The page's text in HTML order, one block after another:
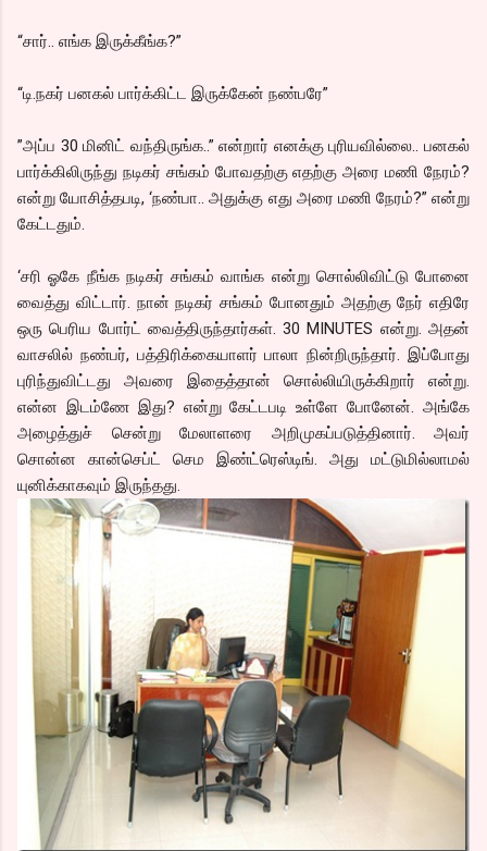
“சார்.. எங்க இருக்கீங்க?”
“டி.நகர் பனகல் பார்க்கிட்ட இருக்கேன் நண்பரே”
”அப்ப 30 மினிட் வந்திருங்க..” என்றார் எனக்கு புரியவில்லை.. பனகல்
பார்க்கிலிருந்து நடிகர் சங்கம் போவதற்கு எதற்கு அரை மணி நேரம்?
என்று யோசித்தபடி, ‘நண்பா.. அதுக்கு எது அரை மணி நேரம்?” என்று
கேட்டதும்.
‘சரி ஓகே நீங்க நடிகர் சங்கம் வாங்க என்று சொல்லிவிட்டு போனை
வைத்து விட்டார். நான் நடிகர் சங்கம் போனதும் அதற்கு நேர் எதிரே
ஒரு பெரிய போர்ட் வைத்திருந்தார்கள். 30 MINUTES என்று. அதன்
வாசலில் நண்பர், பத்திரிக்கையாளர் பாலா நின்றிருந்தார். இப்போது
புரிந்துவிட்டது அவரை இதைத்தான் சொல்லியிருக்கிறார் என்று.
என்ன இடம்ணே இது? என்று கேட்டபடி உள்ளே போனேன். அங்கே
அழைத்துச் சென்று மேலாளரை அறிமுகப்படுத்தினார். அவர்
சொன்ன கான்செப்ட் செம இண்ட்ரெஸ்டிங். அது மட்டுமில்லாமல்
யுனிக்காகவும் இருந்தது.